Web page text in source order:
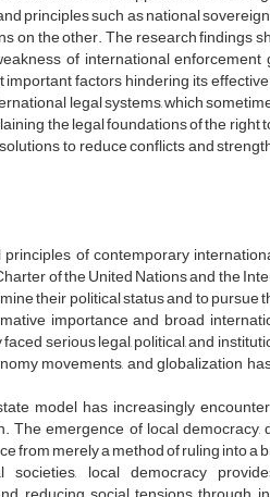
principles such as national
on the other. The research findings
of international enforcement
factors hindering its
legal systems, which
the legal foundations of the
to reduce conflicts and
of contemporary
of the United Nations and the
their political status and to pursue
importance and broad
serious legal, political, and
movements, and globalization
model has increasingly
emergence of local democracy,
from merely a method of ruling into a
local democracy